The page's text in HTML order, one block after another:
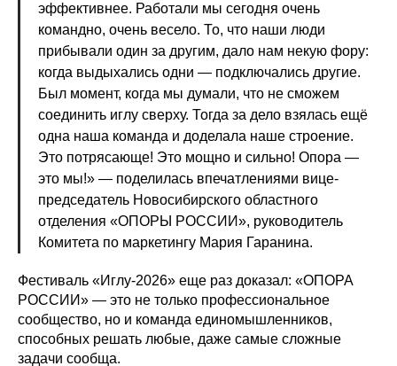
эффективнее. Работали мы сегодня очень
командно, очень весело. То, что наши люди
прибывали один за другим, дало нам некую фору:
когда выдыхались одни — подключались другие.
Был момент, когда мы думали, что не сможем
соединить иглу сверху. Тогда за дело взялась ещё
одна наша команда и доделала наше строение.
Это потрясающе! Это мощно и сильно! Опора —
это мы!» — поделилась впечатлениями вице-
председатель Новосибирского областного
отделения «ОПОРЫ РОССИИ», руководитель
Комитета по маркетингу Мария Гаранина.
Фестиваль «Иглу-2026» еще раз доказал: «ОПОРА
РОССИИ» — это не только профессиональное
сообщество, но и команда единомышленников,
способных решать любые, даже самые сложные
задачи сообща.